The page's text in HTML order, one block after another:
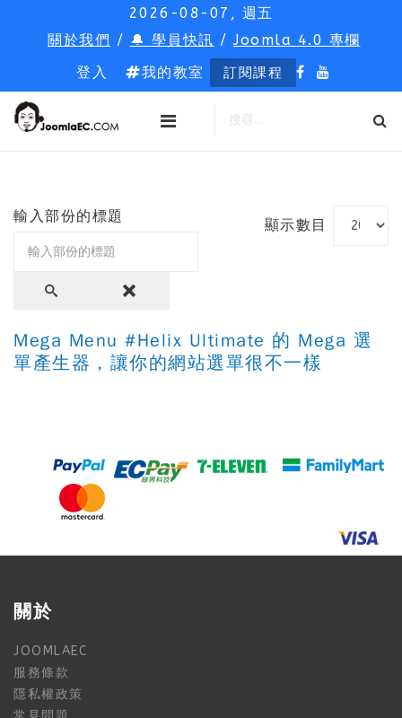
2026-08-07, 週五
關於我們 / 🔔 學員快訊 /Joomla 4.0 專欄
登入
我的教室 訂閱課程
輸入部份的標題
顯示數目
Mega Menu #Helix Ultimate 的 Mega 選
單產生器，讓你的網站選單很不一樣
關於
JOOMLAEC
服務條款
隱私權政策